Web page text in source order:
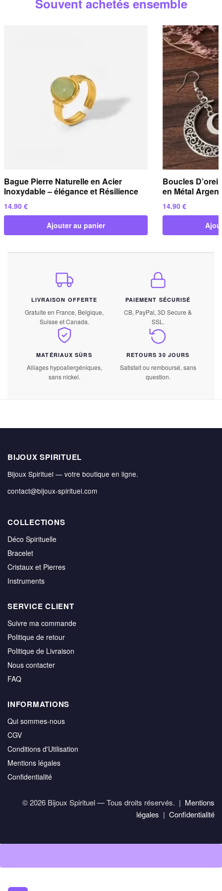
Souvent achetés ensemble
Bague Pierre Naturelle en Acier
Inoxydable – élégance et Résilience
14.90 €
Ajouter au panier
Boucles
en Métal
14.90 €
LIVRAISON OFFERTE
Gratuite en France, Belgique,
Suisse et Canada.
PAIEMENT SÉCURISÉ
CB, PayPal, 3D Secure &
SSL.
MATÉRIAUX SÛRS
Alliages hypoallergéniques,
sans nickel.
RETOURS 30 JOURS
Satisfait ou remboursé, sans
question.
BIJOUX SPIRITUEL
Bijoux Spirituel — votre boutique en ligne.
contact@bijoux-spirituel.com
COLLECTIONS
Déco Spirituelle
Bracelet
Cristaux et Pierres
Instruments
SERVICE CLIENT
Suivre ma commande
Politique de retour
Politique de Livraison
Nous contacter
FAQ
INFORMATIONS
Qui sommes-nous
CGV
Conditions d'Utilisation
Mentions légales
Confidentialité
© 2026 Bijoux Spirituel — Tous droits réservés. | Mentions
légales | Confidentialité